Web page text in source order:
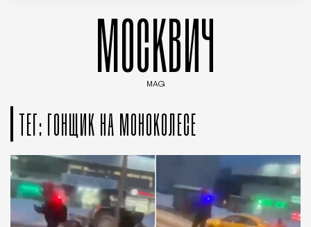
МОСКВИЧ
MAG
ТЕГ: ГОНЩИК НА МОНОКОЛЕСЕ